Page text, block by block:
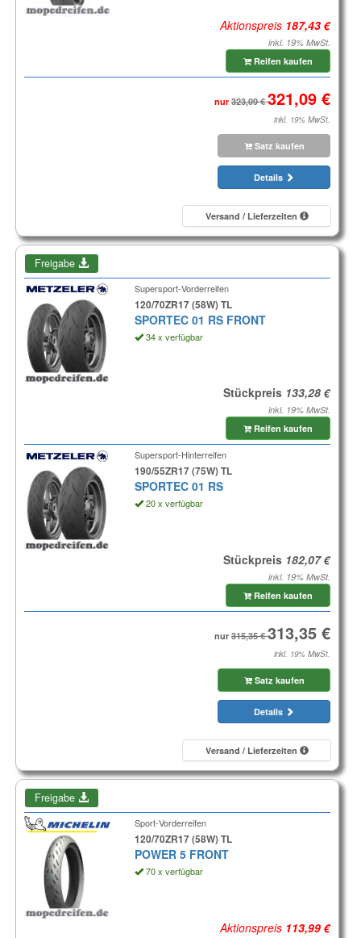
Aktionspreis
inkl. 19% MwSt.
Reifen kaufen
nur
inkl. 19% MwSt.
Satz kaufen
Details
Versand / Lieferzeiten
Freigabe
Supersport-Vorderreifen
120/70ZR17 (58W) TL
SPORTEC 01 RS FRONT
34 x verfügbar
Stückpreis
inkl. 19% MwSt.
Reifen kaufen
Supersport-Hinterreifen
190/55ZR17 (75W) TL
SPORTEC 01 RS
20 x verfügbar
Stückpreis
inkl. 19% MwSt.
Reifen kaufen
nur
inkl. 19% MwSt.
Satz kaufen
Details
Versand / Lieferzeiten
Freigabe
Sport-Vorderreifen
120/70ZR17 (58W) TL
POWER 5 FRONT
70 x verfügbar
Aktionspreis